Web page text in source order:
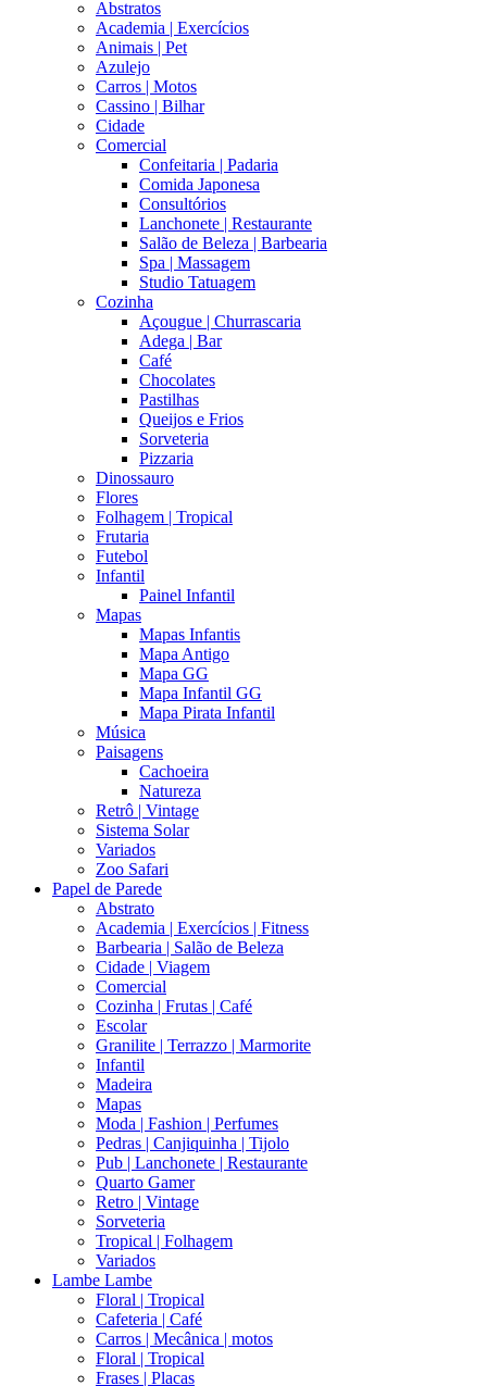
Abstratos
Academia | Exercícios
Animais | Pet
Azulejo
Carros | Motos
Cassino | Bilhar
Cidade
Comercial
Confeitaria | Padaria
Comida Japonesa
Consultórios
Lanchonete | Restaurante
Salão de Beleza | Barbearia
Spa | Massagem
Studio Tatuagem
Cozinha
Açougue | Churrascaria
Adega | Bar
Café
Chocolates
Pastilhas
Queijos e Frios
Sorveteria
Pizzaria
Dinossauro
Flores
Folhagem | Tropical
Frutaria
Futebol
Infantil
Painel Infantil
Mapas
Mapas Infantis
Mapa Antigo
Mapa GG
Mapa Infantil GG
Mapa Pirata Infantil
Música
Paisagens
Cachoeira
Natureza
Retrô | Vintage
Sistema Solar
Variados
Zoo Safari
Papel de Parede
Abstrato
Academia | Exercícios | Fitness
Barbearia | Salão de Beleza
Cidade | Viagem
Comercial
Cozinha | Frutas | Café
Escolar
Granilite | Terrazzo | Marmorite
Infantil
Madeira
Mapas
Moda | Fashion | Perfumes
Pedras | Canjiquinha | Tijolo
Pub | Lanchonete | Restaurante
Quarto Gamer
Retro | Vintage
Sorveteria
Tropical | Folhagem
Variados
Lambe Lambe
Floral | Tropical
Cafeteria | Café
Carros | Mecânica | motos
Floral | Tropical
Frases | Placas